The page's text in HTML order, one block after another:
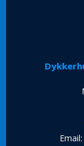
Email: